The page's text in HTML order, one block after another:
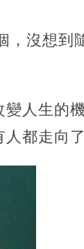
，沒想到
人生的
都走向了